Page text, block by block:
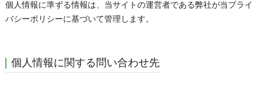
個人情報に準ずる情報は、当サイトの運営者である弊社が当プライ
バシーポリシーに基づいて管理します。
個人情報に関する問い合わせ先